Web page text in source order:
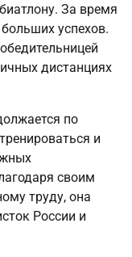
За время
успехов.
дистанциях
по
и
своим
труду, она
России и